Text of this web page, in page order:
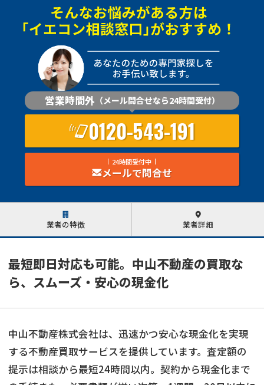
営業時間外 （メール問合せなら24時間受付）
0120-543-191
24時間受付中
メールで問合せ
業者の特徴 業者詳細
最短即日対応も可能。中山不動産の買取な
ら、スムーズ・安心の現金化
中山不動産株式会社は、迅速かつ安心な現金化を実現
する不動産買取サービスを提供しています。査定額の
提示は相談から最短24時間以内。契約から現金化まで